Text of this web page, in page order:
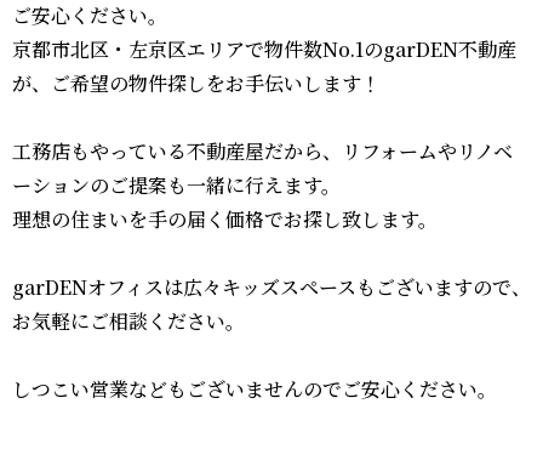
ご安心ください。
京都市北区・左京区エリアで物件数No.1のgarDEN不動産
が、ご希望の物件探しをお手伝いします！
工務店もやっている不動産屋だから、リフォームやリノベ
ーションのご提案も一緒に行えます。
理想の住まいを手の届く価格でお探し致します。
garDENオフィスは広々キッズスペースもございますので、
お気軽にご相談ください。
しつこい営業などもございませんのでご安心ください。